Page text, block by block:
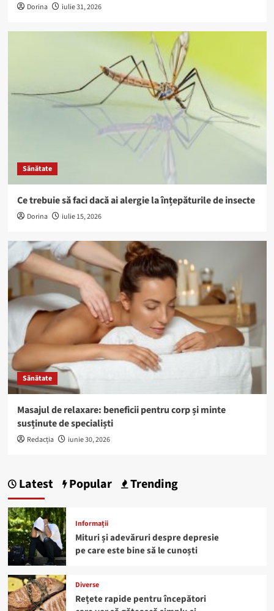
Dorina iulie 31, 2026
Sănătate
Ce trebuie să faci dacă ai alergie la înțepăturile de insecte
Dorina iulie 15, 2026
Sănătate
Masajul de relaxare: beneficii pentru corp și minte
susținute de specialiști
Redacția iunie 30, 2026
Latest Popular Trending
Informații
Mituri și adevăruri despre depresie
pe care este bine să le cunoști
Diverse
Rețete rapide pentru începători